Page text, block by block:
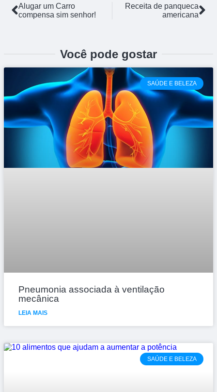
Alugar um Carro
compensa sim senhor!
Receita de panqueca
americana
Você pode gostar
SAÚDE E BELEZA
Pneumonia associada à ventilação
mecânica
LEIA MAIS
SAÚDE E BELEZA